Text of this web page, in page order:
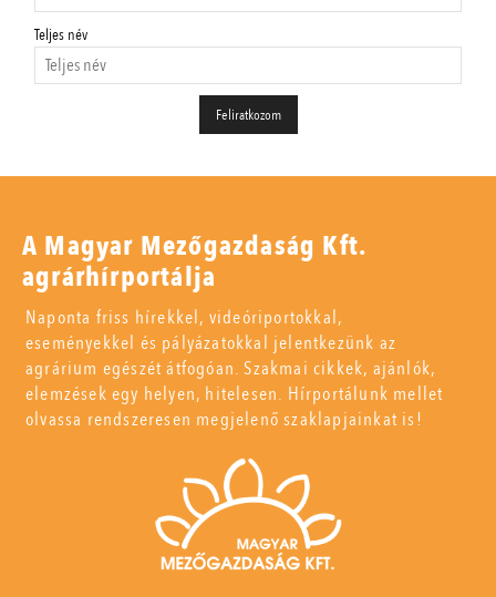
Teljes név
A Magyar Mezőgazdaság Kft.
agrárhírportálja
Naponta friss hírekkel, videóriportokkal,
eseményekkel és pályázatokkal jelentkezünk az
agrárium egészét átfogóan. Szakmai cikkek, ajánlók,
elemzések egy helyen, hitelesen. Hírportálunk mellet
olvassa rendszeresen megjelenő szaklapjainkat is!